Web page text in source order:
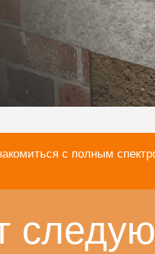
с полным